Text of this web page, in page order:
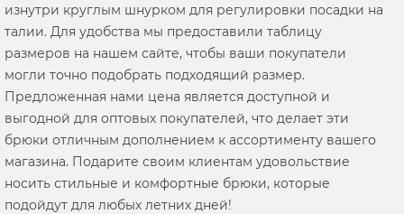
изнутри круглым шнурком для регулировки посадки на
талии. Для удобства мы предоставили таблицу
размеров на нашем сайте, чтобы ваши покупатели
могли точно подобрать подходящий размер.
Предложенная нами цена является доступной и
выгодной для оптовых покупателей, что делает эти
брюки отличным дополнением к ассортименту вашего
магазина. Подарите своим клиентам удовольствие
носить стильные и комфортные брюки, которые
подойдут для любых летних дней!